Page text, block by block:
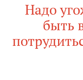
Надо
быть